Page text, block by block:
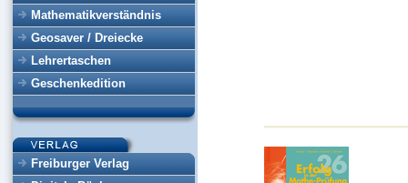
Mathematikverständnis
Geosaver / Dreiecke
Lehrertaschen
Geschenkedition
Freiburger Verlag